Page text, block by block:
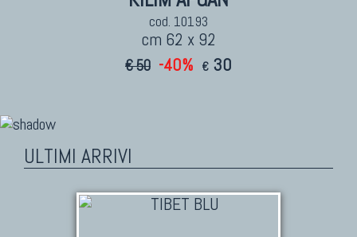
cod. 10193
cm 62 x 92
€ 50 -40% € 30
ULTIMI ARRIVI